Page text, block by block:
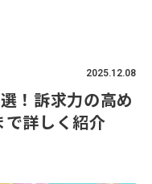
2025.12.08
！訴求力の高め
で詳しく紹介